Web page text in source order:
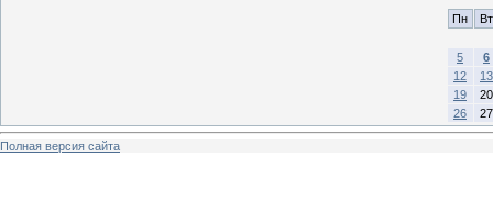
Пн Вт
5
6
12
13
19
20
26
27
Полная версия сайта